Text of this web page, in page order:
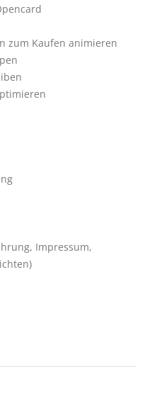
zum Kaufen animieren
Impressum,